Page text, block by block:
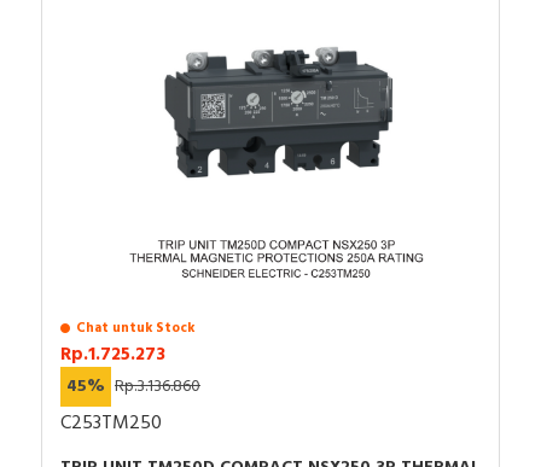
Chat untuk Stock
Rp.1.725.273
45% Rp.3.136.860
C253TM250